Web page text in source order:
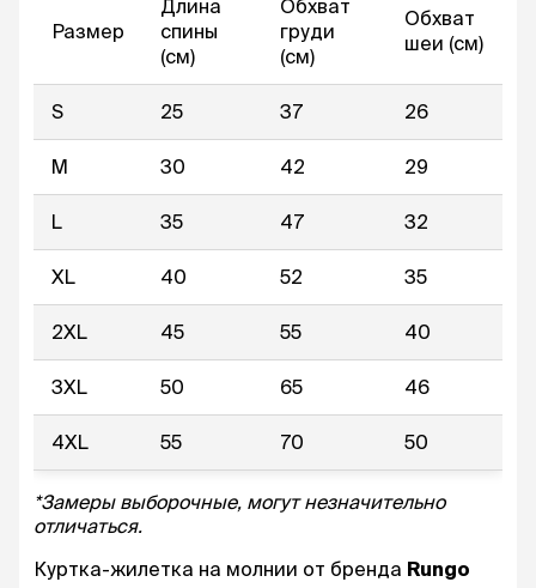
Размер
Длина
спины
(см)
Обхват
груди
(см)
Обхват
шеи (см)
S 25 37 26
M 30 42 29
L 35 47 32
XL 40 52 35
2XL 45 55 40
3XL 50 65 46
4XL 55 70 50
*Замеры выборочные, могут незначительно
отличаться.
Куртка-жилетка на молнии от бренда Rungo